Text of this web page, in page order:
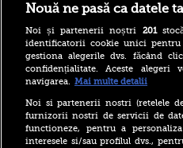
cu
Nouă ne pasă ca datele
Noi și partenerii noștri 201
identificatorii cookie unici pentru
gestiona alegerile dvs. făcând
confidențialitate. Aceste
navigarea. Mai multe detalii
Noi si partenerii nostri (retelele
furnizorii nostri de servicii de
functioneze, pentru a
interesele si/sau profilul dvs.,